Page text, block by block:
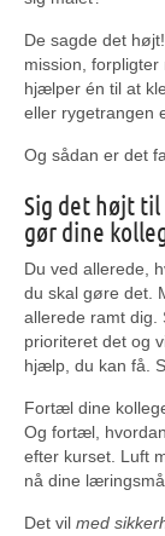
De sagde det
mission,
hjælper én til at
eller rygetrangen
Og sådan er det
Sig det højt
gør dine
Du ved allerede,
du skal gøre det.
allerede ramt dig.
prioriteret det og
hjælp, du kan få.
Fortæl dine
Og fortæl,
efter kurset. Luft
nå dine
Det vil med